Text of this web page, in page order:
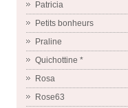
Patricia
Petits bonheurs
Praline
Quichottine *
Rosa
Rose63